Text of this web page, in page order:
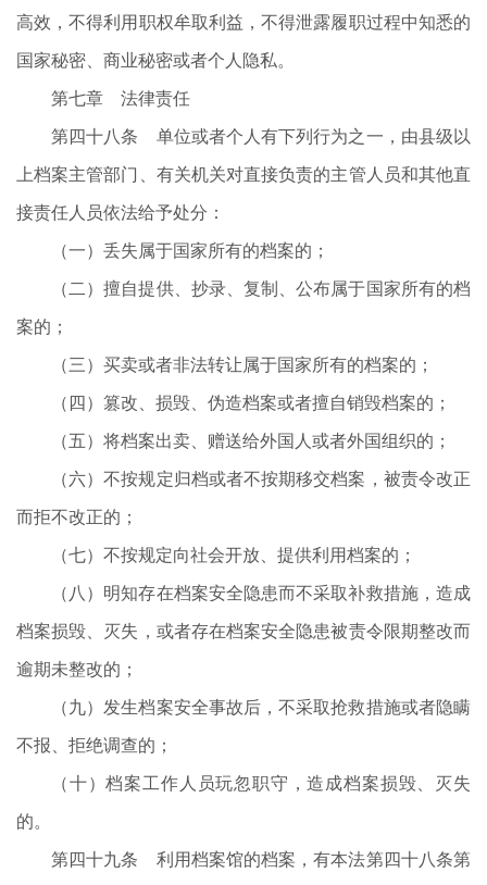
高效，不得利用职权牟取利益，不得泄露履职过程中知悉的
国家秘密、商业秘密或者个人隐私。
第七章 法律责任
第四十八条 单位或者个人有下列行为之一，由县级以
上档案主管部门、有关机关对直接负责的主管人员和其他直
接责任人员依法给予处分：
（一）丢失属于国家所有的档案的；
（二）擅自提供、抄录、复制、公布属于国家所有的档
案的；
（三）买卖或者非法转让属于国家所有的档案的；
（四）篡改、损毁、伪造档案或者擅自销毁档案的；
（五）将档案出卖、赠送给外国人或者外国组织的；
（六）不按规定归档或者不按期移交档案，被责令改正
而拒不改正的；
（七）不按规定向社会开放、提供利用档案的；
（八）明知存在档案安全隐患而不采取补救措施，造成
档案损毁、灭失，或者存在档案安全隐患被责令限期整改而
逾期未整改的；
（九）发生档案安全事故后，不采取抢救措施或者隐瞒
不报、拒绝调查的；
（十）档案工作人员玩忽职守，造成档案损毁、灭失
的。
第四十九条 利用档案馆的档案，有本法第四十八条第